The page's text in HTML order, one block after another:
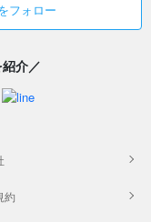
フォロー
介／
約